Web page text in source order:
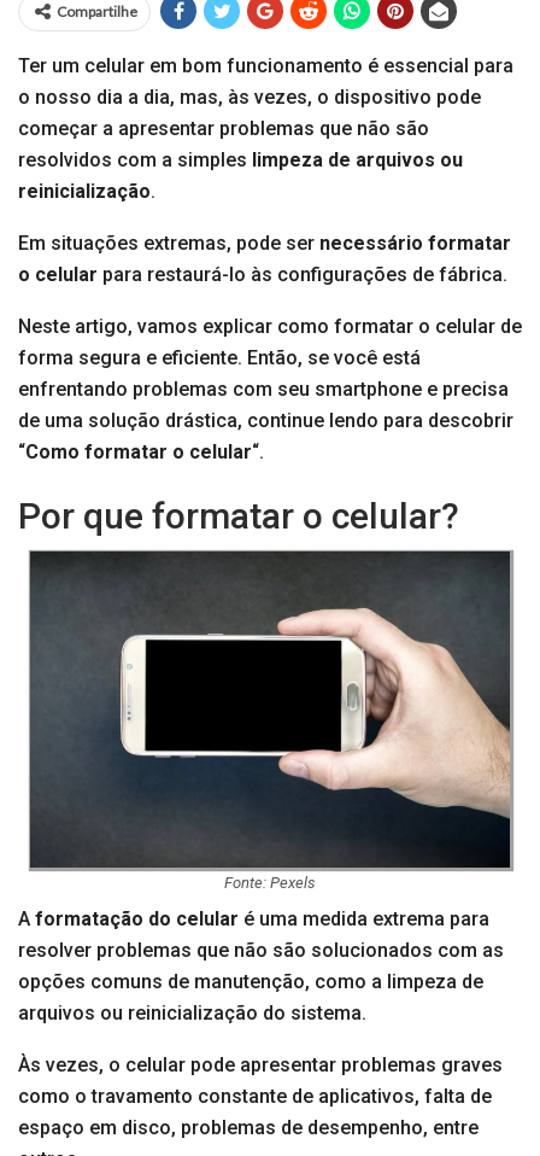
Compartilhe
Ter um celular em bom funcionamento é essencial para
o nosso dia a dia, mas, às vezes, o dispositivo pode
começar a apresentar problemas que não são
resolvidos com a simples limpeza de arquivos ou
reinicialização.
Em situações extremas, pode ser necessário formatar
o celular para restaurá-lo às configurações de fábrica.
Neste artigo, vamos explicar como formatar o celular de
forma segura e eficiente. Então, se você está
enfrentando problemas com seu smartphone e precisa
de uma solução drástica, continue lendo para descobrir
“Como formatar o celular“.
Por que formatar o celular?
Fonte: Pexels
A formatação do celular é uma medida extrema para
resolver problemas que não são solucionados com as
opções comuns de manutenção, como a limpeza de
arquivos ou reinicialização do sistema.
Às vezes, o celular pode apresentar problemas graves
como o travamento constante de aplicativos, falta de
espaço em disco, problemas de desempenho, entre